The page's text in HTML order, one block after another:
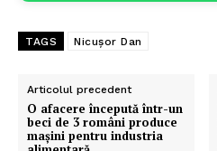
TAGS Nicușor Dan
Articolul precedent
O afacere începută într-un
beci de 3 români produce
mașini pentru industria